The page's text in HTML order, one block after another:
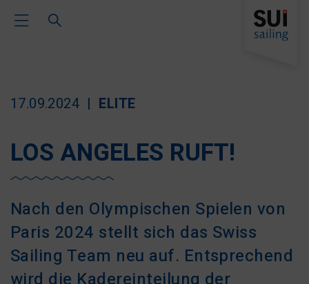
Toggle Main Navigation
17.09.2024 ELITE
LOS ANGELES RUFT!
Nach den Olympischen Spielen von
Paris 2024 stellt sich das Swiss
Sailing Team neu auf. Entsprechend